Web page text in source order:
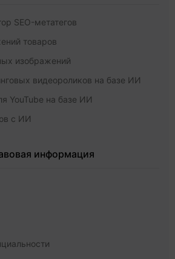
SEO-метатегов
товаров
изображений
видеороликов на базе ИИ
YouTube на базе ИИ
с ИИ
информация